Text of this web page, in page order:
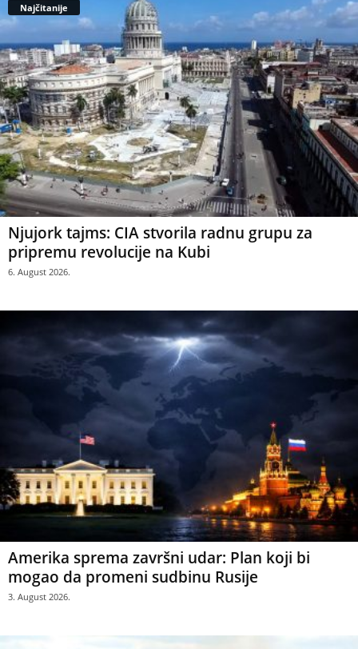
Najčitanije
Njujork tajms: CIA stvorila radnu grupu za
pripremu revolucije na Kubi
6. August 2026.
Amerika sprema završni udar: Plan koji bi
mogao da promeni sudbinu Rusije
3. August 2026.